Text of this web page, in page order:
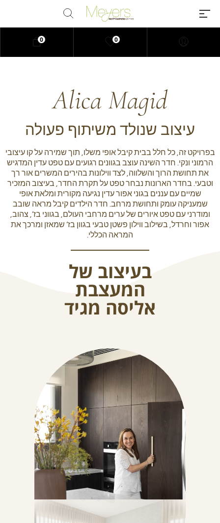
Millions of people around the
world visit Envato to buy and
sell creative assets, use smart
design templates, learn creative
skills or even hire freelancers.
With an industry-leading
marketplace paired with an
unlimited subscription service,
Envato helps creatives like you
get projects done faster.
Privacy Policy
Sitemap
Forums
Meetups
0
0
Alica Magid
עיצוב שנולד משיתוף פעולה
בפרויקט זה, כל חלל בבית קיבל אופי משלו, תוך שמירה על קו עיצובי
הרמוני ונקי. חדר השינה עוצב בגוונים רגועים עם טפט עדין המדגיש
את תחושת הרוך והשלווה, לצד ווילונות בהירים המשרים אור רך
וטבעי. בחדר הארונות נבחר טפט על תקרת החדר, בעיצוב המזכיר
שמיים עם עננים בגוני אפור עדין נגיעה מקורית ומלאת אופי
שמעניקה עומק ותחושת מרחב. חדר הילדים קיבל מראה שובב
ומודרני עם טפט איורים של ערים מרחבי העולם, בגווני בז’, צהוב,
אפור וחרדל, בשילוב ווילון פשטן טבעי בגוון בז’ שמאזן ומרכך את
המראה הכללי.
בעיצוב של
המעצבת
אליסה מגיד